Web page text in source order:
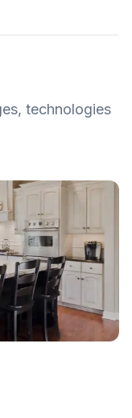
technologies